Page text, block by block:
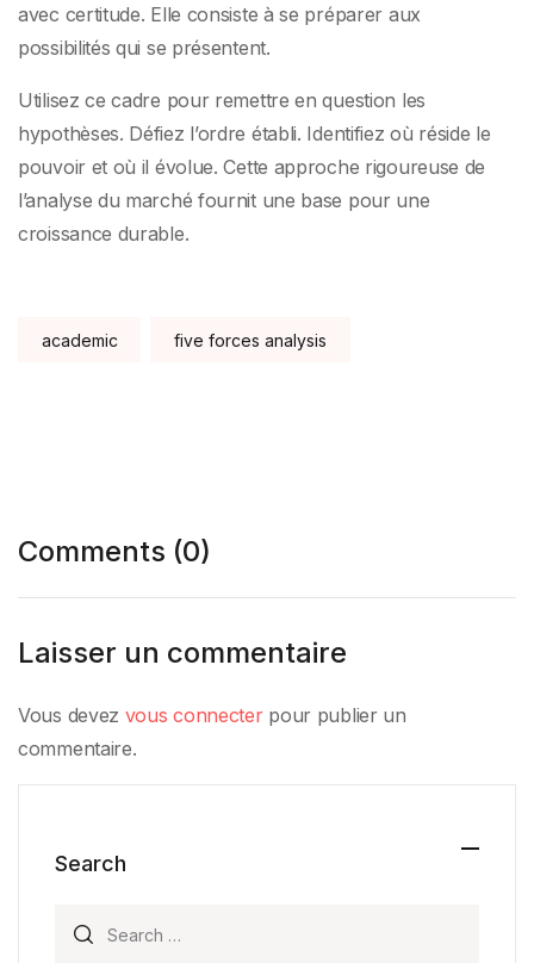
avec certitude. Elle consiste à se préparer aux
possibilités qui se présentent.
Utilisez ce cadre pour remettre en question les
hypothèses. Défiez l’ordre établi. Identifiez où réside le
pouvoir et où il évolue. Cette approche rigoureuse de
l’analyse du marché fournit une base pour une
croissance durable.
academic five forces analysis
Comments (0)
Laisser un commentaire
Vous devez vous connecterpour publier un
commentaire.
Search